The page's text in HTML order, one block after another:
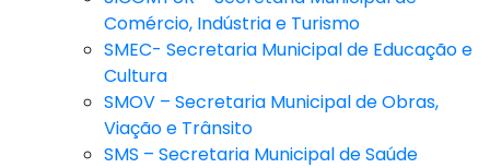
Comércio, Indústria e Turismo
SMEC- Secretaria Municipal de Educação e
Cultura
SMOV – Secretaria Municipal de Obras,
Viação e Trânsito
SMS – Secretaria Municipal de Saúde